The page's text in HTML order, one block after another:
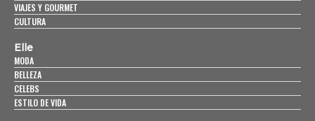
VIAJES Y GOURMET
CULTURA
Elle
MODA
BELLEZA
CELEBS
ESTILO DE VIDA